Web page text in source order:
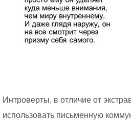
Интроверты, в отличие от
использовать письменную